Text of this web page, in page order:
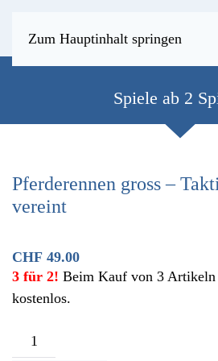
Zum Hauptinhalt springen
Spiele ab 2
Pferderennen gross –
vereint
CHF 49.00
3 für 2! Beim Kauf von 3 Artikeln
kostenlos.
Pferderennen
gross